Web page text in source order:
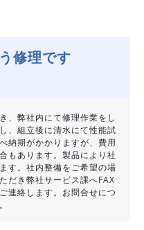
修理です
、弊社内にて修理作業をし
、組立後に清水にて性能試
納期がかかりますが、費用
もあります。製品により社
す。社内整備をご希望の場
だき弊社サービス課へFAX
連絡します。お問合せにつ
。